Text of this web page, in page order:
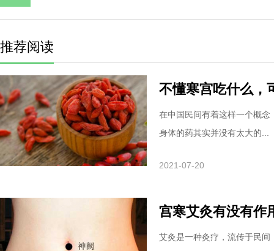
推荐阅读
不懂寒宫吃什么，
在中国民间有着这样一个概
身体的药其实并没有太大的...
2021-07-20
宫寒艾灸有没有作
艾灸是一种灸疗，流传于民